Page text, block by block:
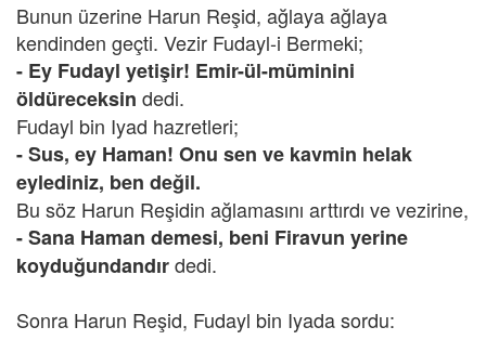
Bunun üzerine Harun Reşid, ağlaya ağlaya
kendinden geçti. Vezir Fudayl-i Bermeki;
- Ey Fudayl yetişir! Emir-ül-müminini
öldüreceksin dedi.
Fudayl bin Iyad hazretleri;
- Sus, ey Haman! Onu sen ve kavmin helak
eylediniz, ben değil.
Bu söz Harun Reşidin ağlamasını arttırdı ve vezirine,
- Sana Haman demesi, beni Firavun yerine
koyduğundandırdedi.
Sonra Harun Reşid, Fudayl bin Iyada sordu: